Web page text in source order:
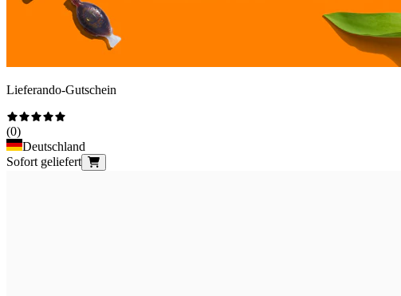
Lieferando-Gutschein
(0)
Deutschland
Sofort geliefert